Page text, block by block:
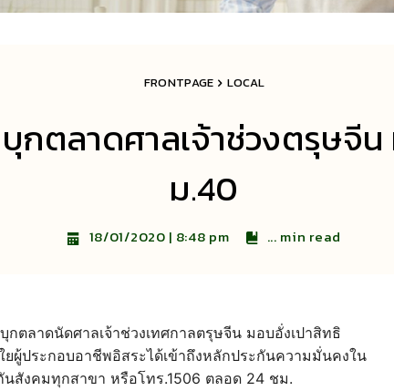
FRONTPAGE LOCAL
กตลาดศาลเจ้าช่วงตรุษจีน
ม.40
18/01/2020 | 8:48 pm ... min read
ตลาดนัดศาลเจ้าช่วงเทศกาลตรุษจีน มอบอั่งเปาสิทธิ
ผู้ประกอบอาชีพอิสระได้เข้าถึงหลักประกันความมั่นคงใน
สังคมทุกสาขา หรือโทร.1506 ตลอด 24 ชม.